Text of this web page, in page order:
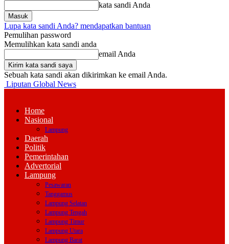
kata sandi Anda
Lupa kata sandi Anda? mendapatkan bantuan
Pemulihan password
Memulihkan kata sandi anda
email Anda
Sebuah kata sandi akan dikirimkan ke email Anda.
Liputan Global News
Home
Nasional
Lampung
Daerah
Politik
Pemerintahan
Advertorial
Lampung
Pesawaran
Tanggamus
Lampung Selatan
Lampung Tengah
Lampung Timur
Lampung Utara
Lampung Barat